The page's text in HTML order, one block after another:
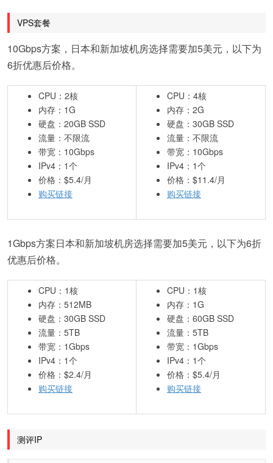
VPS套餐
10Gbps方案，日本和新加坡机房选择需要加5美元，以下为
6折优惠后价格。
CPU：2核
内存：1G
硬盘：20GB SSD
流量：不限流
带宽：10Gbps
IPv4：1个
价格：$5.4/月
购买链接
CPU：4核
内存：2G
硬盘：30GB SSD
流量：不限流
带宽：10Gbps
IPv4：1个
价格：$11.4/月
购买链接
1Gbps方案日本和新加坡机房选择需要加5美元，以下为6折
优惠后价格。
CPU：1核
内存：512MB
硬盘：30GB SSD
流量：5TB
带宽：1Gbps
IPv4：1个
价格：$2.4/月
购买链接
CPU：1核
内存：1G
硬盘：60GB SSD
流量：5TB
带宽：1Gbps
IPv4：1个
价格：$5.4/月
购买链接
测评IP